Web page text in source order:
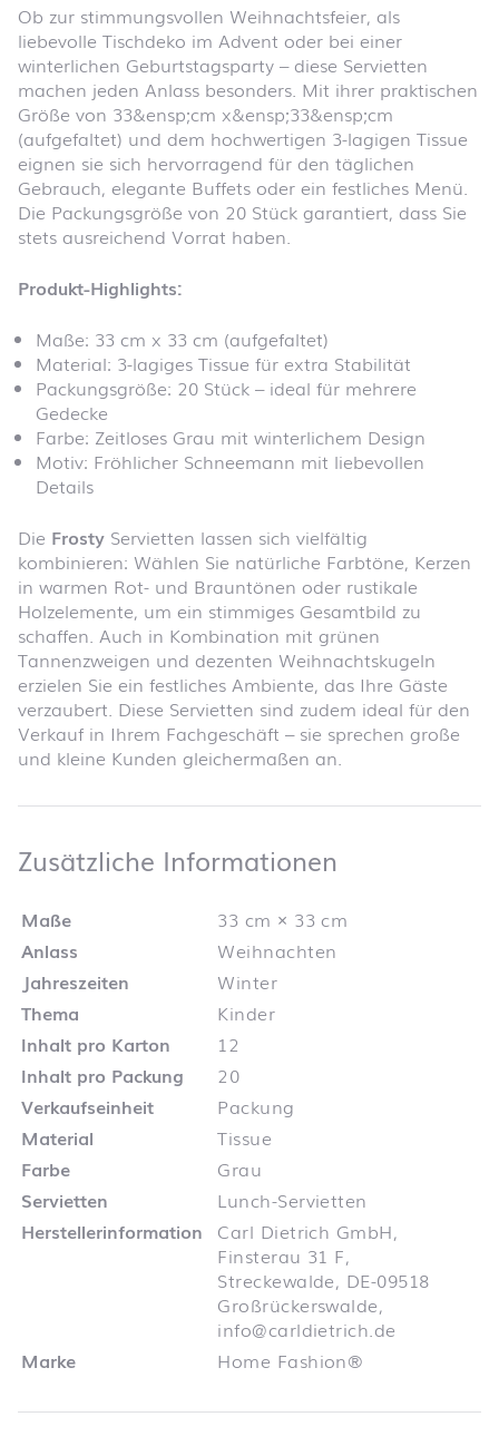
Ob zur stimmungsvollen Weihnachtsfeier, als
liebevolle Tischdeko im Advent oder bei einer
winterlichen Geburtstagsparty – diese Servietten
machen jeden Anlass besonders. Mit ihrer praktischen
Größe von 33&ensp;cm x&ensp;33&ensp;cm
(aufgefaltet) und dem hochwertigen 3-lagigen Tissue
eignen sie sich hervorragend für den täglichen
Gebrauch, elegante Buffets oder ein festliches Menü.
Die Packungsgröße von 20 Stück garantiert, dass Sie
stets ausreichend Vorrat haben.
Produkt-Highlights:
Maße: 33 cm x 33 cm (aufgefaltet)
Material: 3-lagiges Tissue für extra Stabilität
Packungsgröße: 20 Stück – ideal für mehrere
Gedecke
Farbe: Zeitloses Grau mit winterlichem Design
Motiv: Fröhlicher Schneemann mit liebevollen
Details
Die Frosty Servietten lassen sich vielfältig
kombinieren: Wählen Sie natürliche Farbtöne, Kerzen
in warmen Rot- und Brauntönen oder rustikale
Holzelemente, um ein stimmiges Gesamtbild zu
schaffen. Auch in Kombination mit grünen
Tannenzweigen und dezenten Weihnachtskugeln
erzielen Sie ein festliches Ambiente, das Ihre Gäste
verzaubert. Diese Servietten sind zudem ideal für den
Verkauf in Ihrem Fachgeschäft – sie sprechen große
und kleine Kunden gleichermaßen an.
Zusätzliche Informationen
Maße
33 cm × 33 cm
Anlass
Weihnachten
Jahreszeiten
Winter
Thema
Kinder
Inhalt pro Karton
12
Inhalt pro Packung
20
Verkaufseinheit
Packung
Material
Tissue
Farbe
Grau
Servietten
Lunch-Servietten
Herstellerinformation
Carl Dietrich GmbH,
Finsterau 31 F,
Streckewalde, DE-09518
Großrückerswalde,
info@carldietrich.de
Marke
Home Fashion®